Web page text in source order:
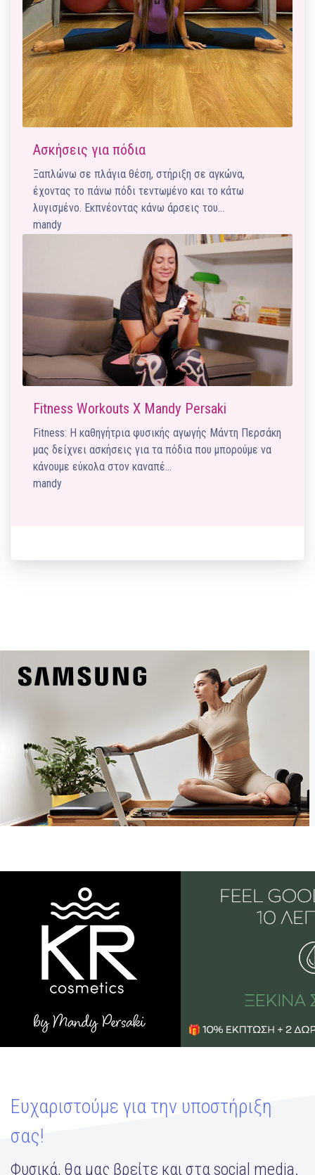
Ασκήσεις για πόδια
Ξαπλώνω σε πλάγια θέση, στήριξη σε αγκώνα,
έχοντας το πάνω πόδι τεντωμένο και το κάτω
λυγισμένο. Εκπνέοντας κάνω άρσεις του…
mandy
Fitness Workouts X Mandy Persaki
Fitness: Η καθηγήτρια φυσικής αγωγής Μάντη Περσάκη
μας δείχνει ασκήσεις για τα πόδια που μπορούμε να
κάνουμε εύκολα στον καναπέ…
mandy
Ευχαριστούμε για την υποστήριξη
σας!
Φυσικά, θα μας βρείτε και στα social media.